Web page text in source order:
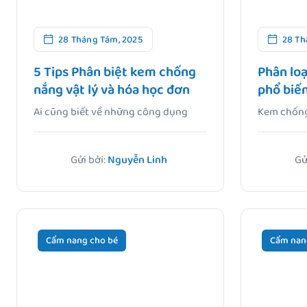
28 Tháng Tám, 2025
5 Tips Phân biệt kem chống
nắng vật lý và hóa học đơn
giản nhất để chọn đúng
Ai cũng biết về những công dụng
tuyệt vời của kem chống.
Gửi bởi:Nguyễn Linh
28
Phân
phổ
để
Kem
gác
Cẩm nang cho bé Cẩm